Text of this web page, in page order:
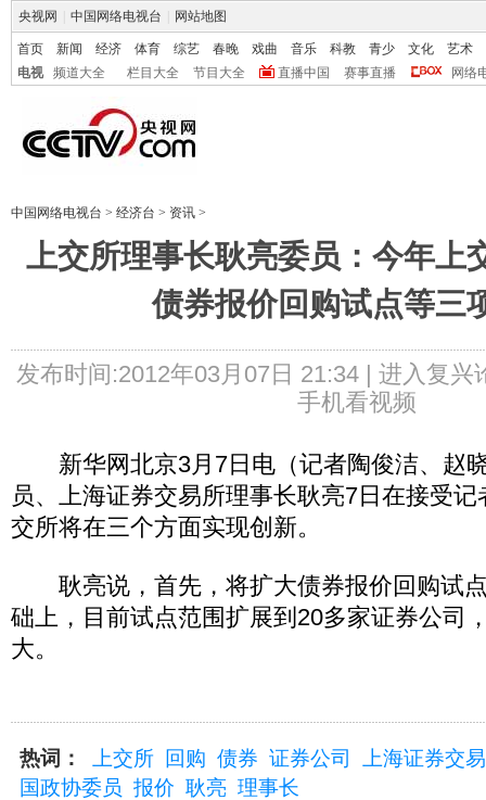
央视网 中国网络电视台 网站地图
首页 新闻 经济 体育 综艺 春晚 戏曲 音乐 科教 青少 文化
艺术
电视
频道大全 栏目大全 节目大全 直播中国 赛事直播 网络
中国网络电视台 > 经济台 > 资讯 >
上交所理事长耿亮委员：今年上
债券报价回购试点等三
发布时间:2012年03月07日 21:34 | 进入复兴
手机看视频
新华网北京3月7日电（记者陶俊洁、赵
员、上海证券交易所理事长耿亮7日在接受
交所将在三个方面实现创新。
耿亮说，首先，将扩大债券报价回购试
础上，目前试点范围扩展到20多家证券公司
大。
热词： 上交所 回购 债券 证券公司
上海证券交
国政协委员 报价 耿亮 理事长